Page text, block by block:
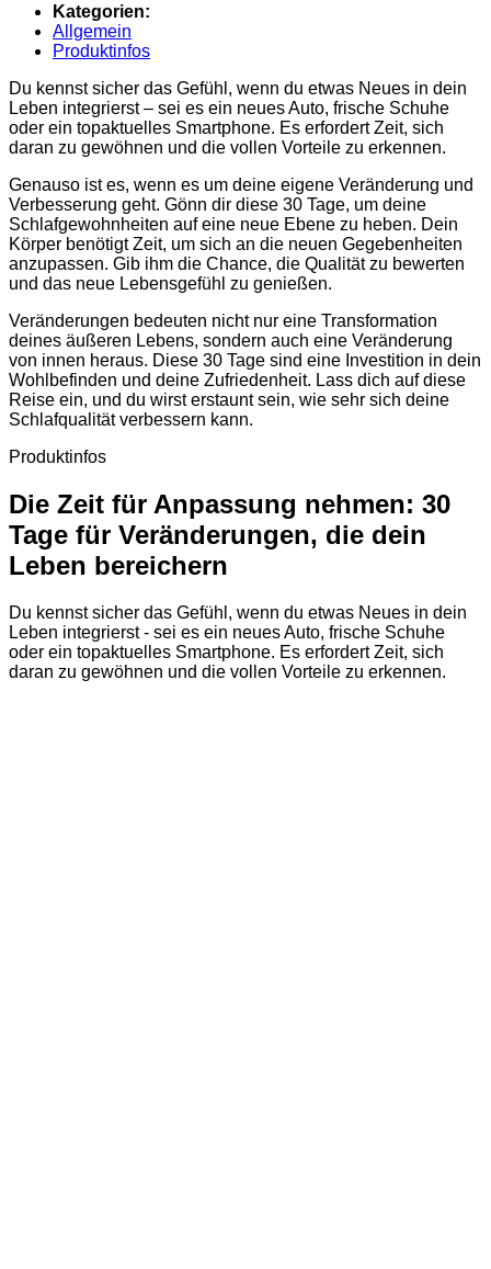
Kategorien:
Allgemein
Produktinfos
Du kennst sicher das Gefühl, wenn du etwas Neues in dein
Leben integrierst – sei es ein neues Auto, frische Schuhe
oder ein topaktuelles Smartphone. Es erfordert Zeit, sich
daran zu gewöhnen und die vollen Vorteile zu erkennen.
Genauso ist es, wenn es um deine eigene Veränderung und
Verbesserung geht. Gönn dir diese 30 Tage, um deine
Schlafgewohnheiten auf eine neue Ebene zu heben. Dein
Körper benötigt Zeit, um sich an die neuen Gegebenheiten
anzupassen. Gib ihm die Chance, die Qualität zu bewerten
und das neue Lebensgefühl zu genießen.
Veränderungen bedeuten nicht nur eine Transformation
deines äußeren Lebens, sondern auch eine Veränderung
von innen heraus. Diese 30 Tage sind eine Investition in dein
Wohlbefinden und deine Zufriedenheit. Lass dich auf diese
Reise ein, und du wirst erstaunt sein, wie sehr sich deine
Schlafqualität verbessern kann.
Produktinfos
Die Zeit für Anpassung nehmen: 30
Tage für Veränderungen, die dein
Leben bereichern
Du kennst sicher das Gefühl, wenn du etwas Neues in dein
Leben integrierst - sei es ein neues Auto, frische Schuhe
oder ein topaktuelles Smartphone. Es erfordert Zeit, sich
daran zu gewöhnen und die vollen Vorteile zu erkennen.